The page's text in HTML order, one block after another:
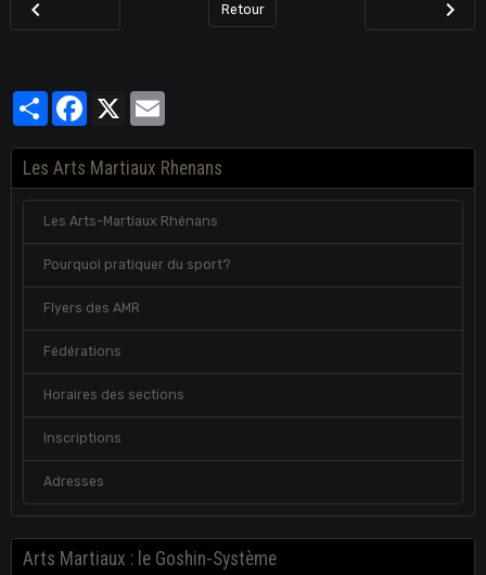
Retour
PartagerFacebook
X
Les Arts Martiaux Rhenans
Les Arts-Martiaux Rhénans
Pourquoi pratiquer du sport?
Flyers des AMR
Fédérations
Horaires des sections
Inscriptions
Adresses
Arts Martiaux : le Goshin-Système